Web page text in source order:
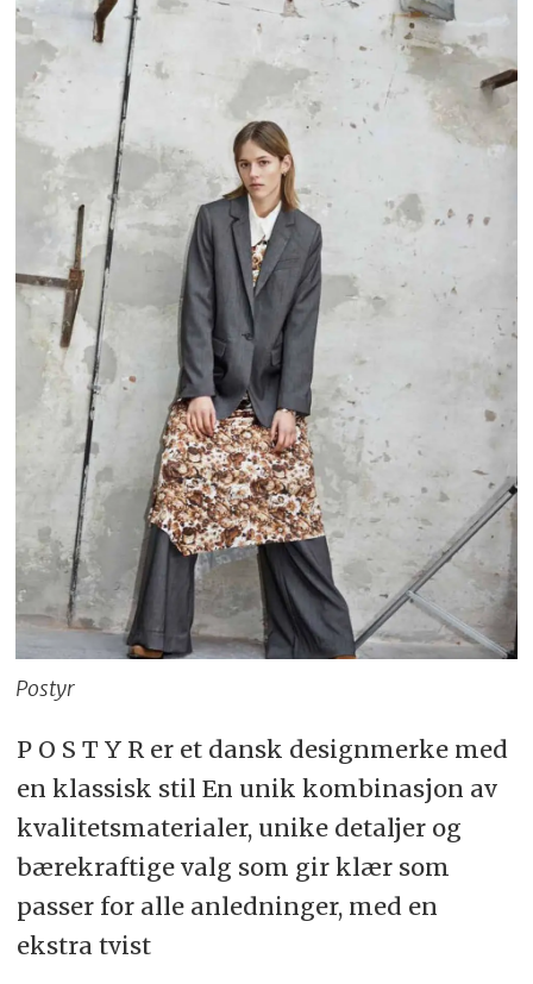
Postyr
P O S T Y R er et dansk designmerke med
en klassisk stil En unik kombinasjon av
kvalitetsmaterialer, unike detaljer og
bærekraftige valg som gir klær som
passer for alle anledninger, med en
ekstra tvist